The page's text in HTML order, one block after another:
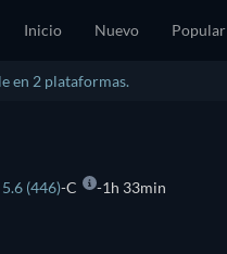
Inicio Nuevo Popular
en 2 plataformas.
5.6 (446) C 1h 33min